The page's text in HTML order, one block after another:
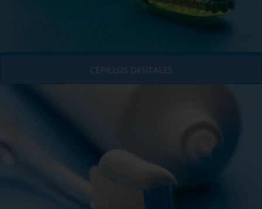
CEPILLOS DENTALES